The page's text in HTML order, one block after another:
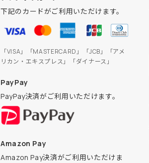
下記のカードがご利用いただけます。
「VISA」「MASTERCARD」「JCB」「アメ
リカン・エキスプレス」「ダイナース」
PayPay
PayPay決済がご利用いただけます。
Amazon Pay
Amazon Pay決済がご利用いただけま